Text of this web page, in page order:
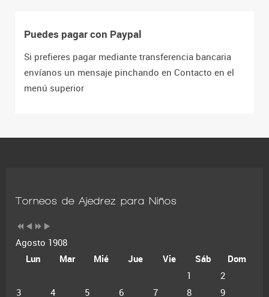
Puedes pagar con Paypal
Si prefieres pagar mediante transferencia bancaria
envíanos un mensaje pinchando en Contacto en el
menú superior
Torneos de Ajedrez para Niños
Agosto 1908
Lun
Mar Mié Jue Vie Sáb
Dom
1
2
3
4 5 6 7 8
9